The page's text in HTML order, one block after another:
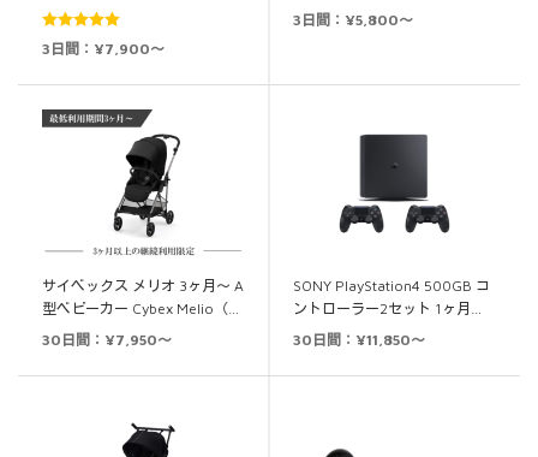
5段階中
3日間：¥7,900～
3日間：¥5,800～
サイベックス メリオ 3ヶ月～ A
型ベビーカー Cybex Melio（…
30日間：¥7,950～
SONY PlayStation4 500GB コ
ントローラー2セット 1ヶ月…
30日間：¥11,850～